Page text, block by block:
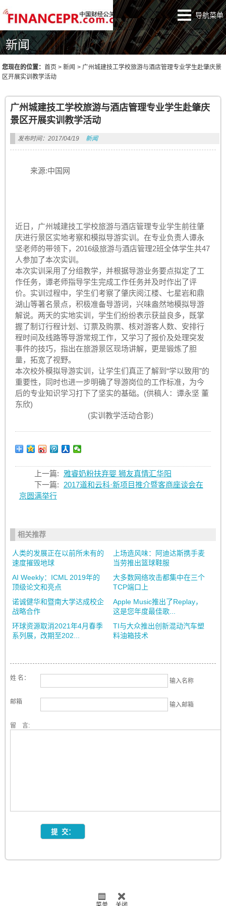
导航菜单
新闻
您现在的位置：首页 >新闻 >广州城建技工学校旅游与酒店管理专业学生赴肇庆景
区开展实训教学活动
广州城建技工学校旅游与酒店管理专业学生赴肇庆
景区开展实训教学活动
发布时间：2017/04/19 新闻
来源:中国网
近日，广州城建技工学校旅游与酒店管理专业学生前往肇
庆进行景区实地考察和模拟导游实训。在专业负责人谭永
坚老师的带领下，2016级旅游与酒店管理2班全体学生共47
人参加了本次实训。
本次实训采用了分组教学，并根据导游业务要点拟定了工
作任务，谭老师指导学生完成工作任务并及时作出了评
价。实训过程中，学生们考察了肇庆阅江楼、七星岩和鼎
湖山等著名景点，积极准备导游词，兴味盎然地模拟导游
解说。两天的实地实训，学生们纷纷表示获益良多，既掌
握了制订行程计划、订票及购票、核对游客人数、安排行
程时间及线路等导游常规工作，又学习了报价及处理突发
事件的技巧，指出在旅游景区现场讲解，更是锻炼了胆
量，拓宽了视野。
本次校外模拟导游实训，让学生们真正了解到“学以致用”的
重要性，同时也进一步明确了导游岗位的工作标准，为今
后的专业知识学习打下了坚实的基础。(供稿人：谭永坚 董
东欣)
(实训教学活动合影)
上一篇:
雅睿奶粉扶弃婴 狮友真情汇华阳
下一篇:
2017道和云科·新项目推介暨客商座谈会在
京圆满举行
相关推荐
人类的发展正在以前所未有的
速度摧毁地球
上场造风味：阿迪达斯携手麦
当劳推出篮球鞋服
AI Weekly：ICML 2019年的
顶级论文和亮点
大多数网络攻击都集中在三个
TCP端口上
诺诚健华和暨南大学达成校企
战略合作
Apple Music推出了Replay，
这是您年度最佳歌...
环球资源取消2021年4月春季
系列展，改期至202...
TI与大众推出创新混动汽车塑
料油箱技术
姓 名： 输入名称
邮箱 输入邮箱
留 言: